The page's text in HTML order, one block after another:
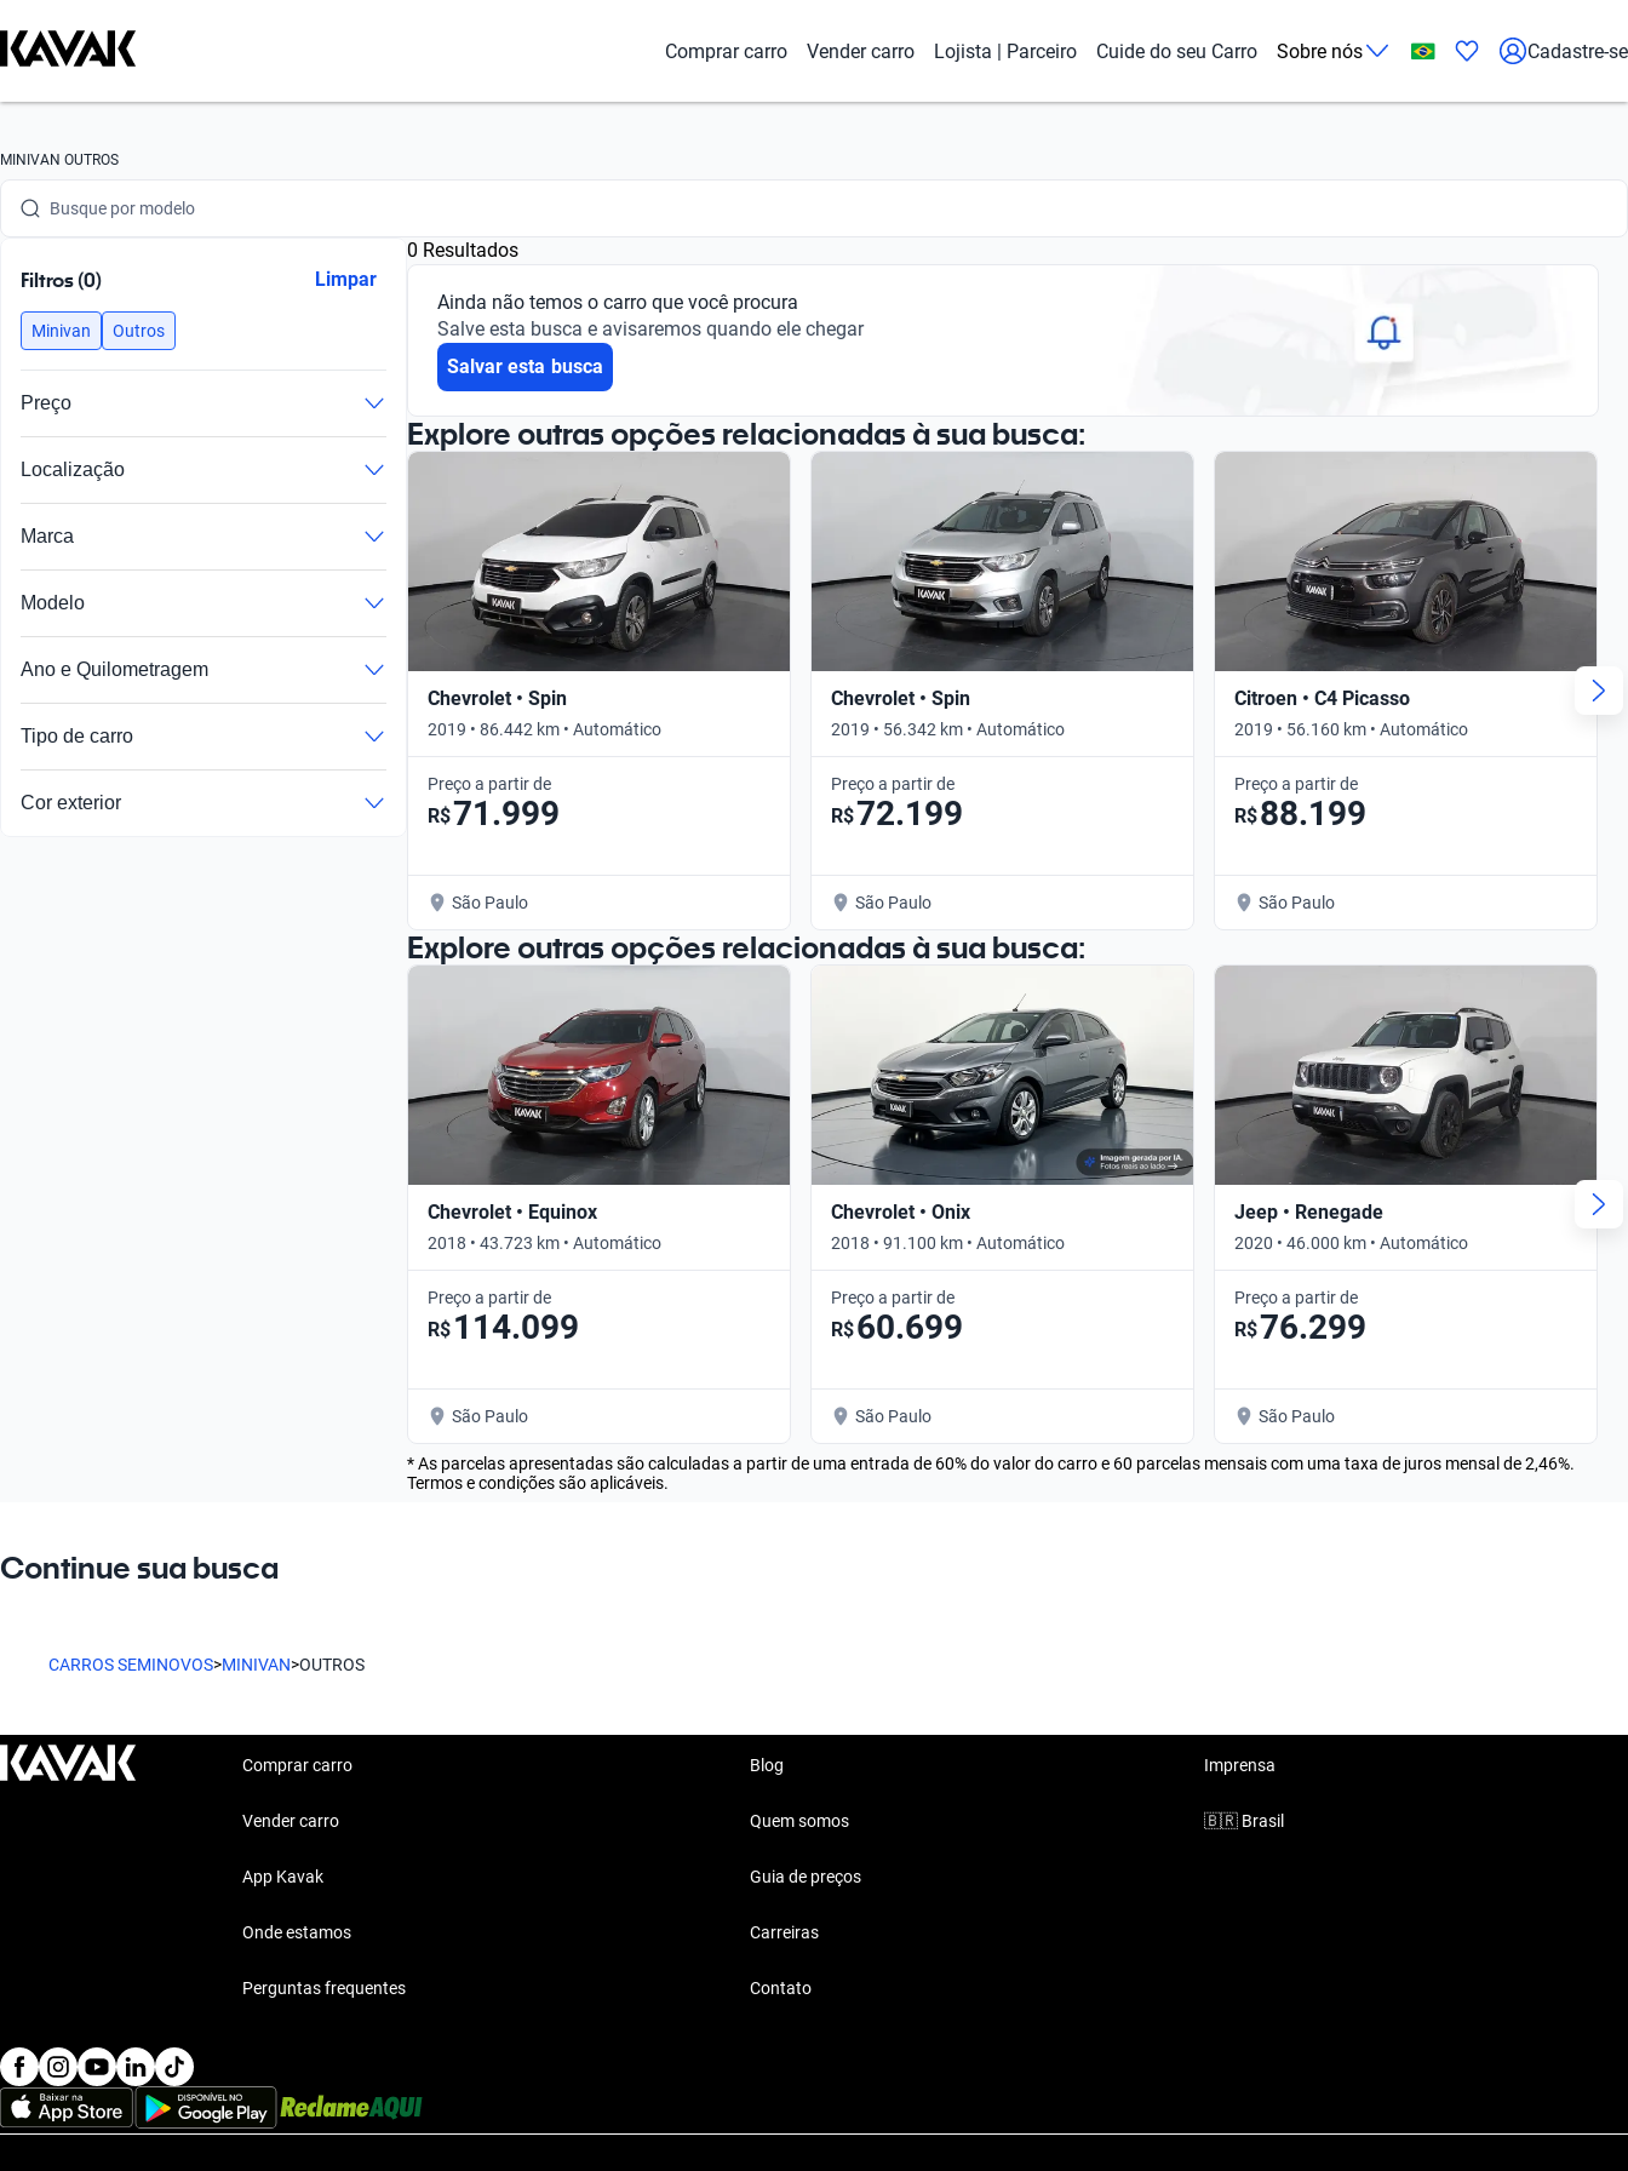
Comprar carro Vender carro Lojista | Parceiro Cuide do seu Carro Sobre nós Cadastre-se
MINIVAN OUTROS
Busque por marca
Busque por modelo
Busque por ano
Busque por marca
Busque por versão
Busque por ano
Filtros (0) Limpar
Minivan Outros
Preço
Localização
Marca
Modelo
Ano e Quilometragem
Tipo de carro
Cor exterior
0 Resultados
Ainda não temos o carro que você procura
Salve esta busca e avisaremos quando ele chegar
Salvar esta busca
Explore outras opções relacionadas à sua busca:
Chevrolet • Spin
2019 • 86.442 km • Automático
Preço a partir de
R$71.999
São Paulo
Chevrolet • Spin
2019 • 56.342 km • Automático
Preço a partir de
R$72.199
São Paulo
Citroen • C4 Picasso
2019 • 56.160 km • Automático
Preço a partir de
R$88.199
São Paulo
Explore outras opções relacionadas à sua busca:
Chevrolet • Equinox
2018 • 43.723 km • Automático
Preço a partir de
R$ 114.099
São Paulo
Chevrolet • Onix
2018 • 91.100 km • Automático
Preço a partir de
R$60.699
São Paulo
Jeep • Renegade
2020 • 46.000 km • Automático
Preço a partir de
R$76.299
São Paulo
* As parcelas apresentadas são calculadas a partir de uma entrada de 60% do valor do carro e 60 parcelas mensais com uma taxa de juros mensal de 2,46%.
Termos e condições são aplicáveis.
Continue sua busca
CARROS SEMINOVOS>MINIVAN>OUTROS
Comprar carro
Vender carro
App Kavak
Onde estamos
Perguntas frequentes
Blog
Quem somos
Guia de preços
Carreiras
Contato
Imprensa
🇧🇷 Brasil